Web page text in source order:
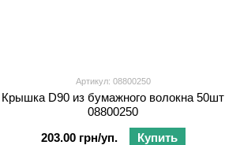
Артикул: 08800250
Крышка D90 из бумажного волокна 50шт
08800250
203.00 грн/уп.
Купить